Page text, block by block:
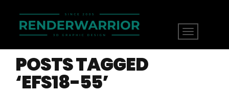
POSTS TAGGED
‘EFS18-55’